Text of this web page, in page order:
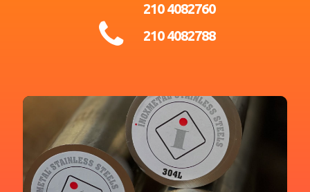
210 4082760
210 4082788